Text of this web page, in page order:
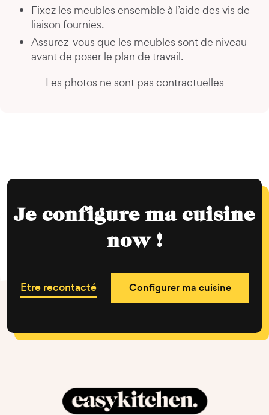
Fixez les meubles ensemble à l’aide des vis de
liaison fournies.
Assurez-vous que les meubles sont de niveau
avant de poser le plan de travail.
Les photos ne sont pas contractuelles
Je configure ma cuisine
now !
Etre recontacté Configurer ma cuisine